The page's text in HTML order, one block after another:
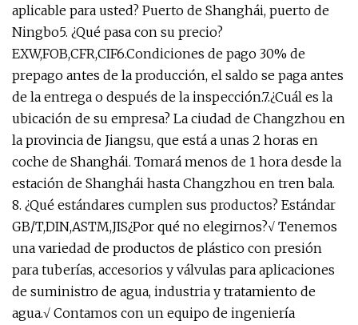
aplicable para usted? Puerto de Shanghái, puerto de
Ningbo5. ¿Qué pasa con su precio?
EXW,FOB,CFR,CIF6.Condiciones de pago 30% de
prepago antes de la producción, el saldo se paga antes
de la entrega o después de la inspección.7.¿Cuál es la
ubicación de su empresa? La ciudad de Changzhou en
la provincia de Jiangsu, que está a unas 2 horas en
coche de Shanghái. Tomará menos de 1 hora desde la
estación de Shanghái hasta Changzhou en tren bala.
8. ¿Qué estándares cumplen sus productos? Estándar
GB/T,DIN,ASTM,JIS¿Por qué no elegirnos?√ Tenemos
una variedad de productos de plástico con presión
para tuberías, accesorios y válvulas para aplicaciones
de suministro de agua, industria y tratamiento de
agua.√ Contamos con un equipo de ingeniería